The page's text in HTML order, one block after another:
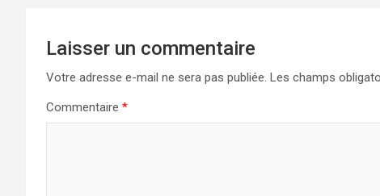
Laisser un commentaire
Votre adresse e-mail ne sera pas publiée. Les champs
Commentaire *